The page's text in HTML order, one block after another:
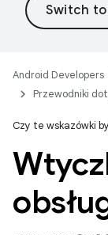
Android Developers
Przewodniki
Czy te wskazówki